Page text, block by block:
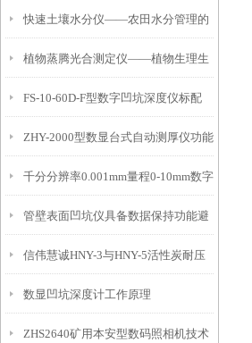
快速土壤水分仪——农田水分管理的
便携式检测工具
植物蒸腾光合测定仪——植物生理生
态的实时监测设备
FS-10-60D-F型数字凹坑深度仪标配
IP54级表头分辨率0.01mm量程
10mm！
ZHY-2000型数显台式自动测厚仪功能
特点
千分分辨率0.001mm量程0-10mm数字
埋头度仪技术参数！
管壁表面凹坑仪具备数据保持功能避
免测试过程中测针移动导致数据变动
信伟慧诚HNY-3与HNY-5活性炭耐压
强度测定仪技术参数！
数显凹坑深度计工作原理
ZHS2640矿用本安型数码照相机技术